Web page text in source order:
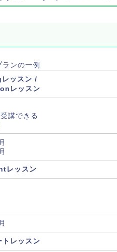
ンの一例
ッスン /
レッスン
講できる
レッスン
トレッスン